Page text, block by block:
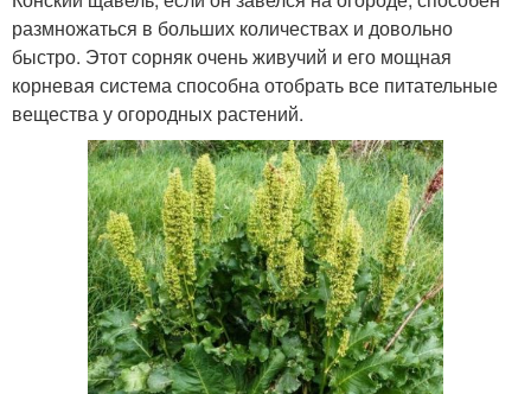
размножаться в больших количествах и довольно
быстро. Этот сорняк очень живучий и его мощная
корневая система способна отобрать все питательные
вещества у огородных растений.